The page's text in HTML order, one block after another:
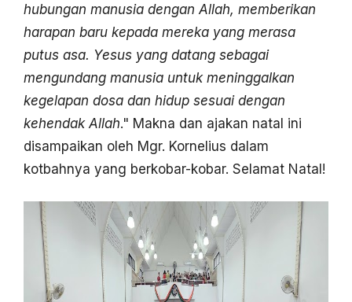
hubungan manusia dengan Allah, memberikan
harapan baru kepada mereka yang merasa
putus asa. Yesus yang datang sebagai
mengundang manusia untuk meninggalkan
kegelapan dosa dan hidup sesuai dengan
kehendak Allah." Makna dan ajakan natal ini
disampaikan oleh Mgr. Kornelius dalam
kotbahnya yang berkobar-kobar. Selamat Natal!